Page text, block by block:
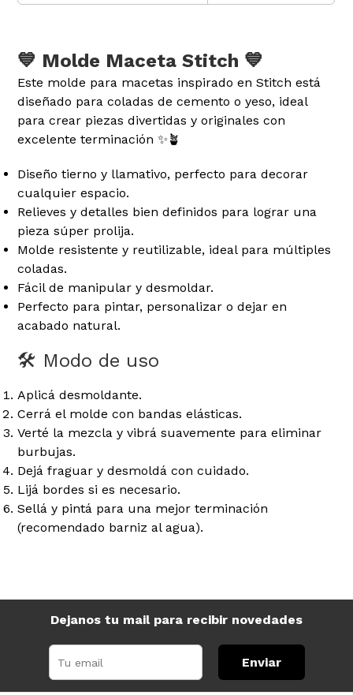
💙 Molde Maceta Stitch 💙
Este molde para macetas inspirado en Stitch está
diseñado para coladas de cemento o yeso, ideal
para crear piezas divertidas y originales con
excelente terminación ✨🪴
Diseño tierno y llamativo, perfecto para decorar
cualquier espacio.
Relieves y detalles bien definidos para lograr una
pieza súper prolija.
Molde resistente y reutilizable, ideal para múltiples
coladas.
Fácil de manipular y desmoldar.
Perfecto para pintar, personalizar o dejar en
acabado natural.
🛠️ Modo de uso
Aplicá desmoldante.
Cerrá el molde con bandas elásticas.
Verté la mezcla y vibrá suavemente para eliminar
burbujas.
Dejá fraguar y desmoldá con cuidado.
Lijá bordes si es necesario.
Sellá y pintá para una mejor terminación
(recomendado barniz al agua).
Dejanos tu mail para recibir novedades
Enviar